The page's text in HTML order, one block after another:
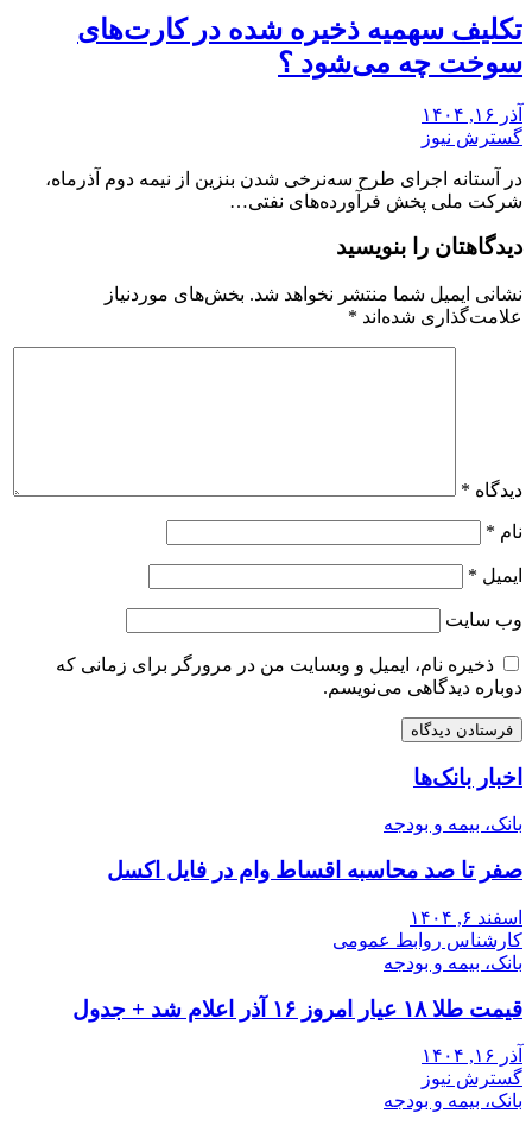
تکلیف سهمیه ذخیره شده در کارت‌های
سوخت چه می‌شود ؟
آذر ۱۶, ۱۴۰۴
گسترش نیوز
در آستانه اجرای طرح سه‌نرخی شدن بنزین از نیمه دوم آذرماه،
شرکت ملی پخش فرآورده‌های نفتی…
دیدگاهتان را بنویسید
نشانی ایمیل شما منتشر نخواهد شد. بخش‌های موردنیاز
علامت‌گذاری شده‌اند *
دیدگاه *
نام *
ایمیل *
وب‌ سایت
ذخیره نام، ایمیل و وبسایت من در مرورگر برای زمانی که
دوباره دیدگاهی می‌نویسم.
اخبار بانک‌ها
بانک، بیمه و بودجه
صفر تا صد محاسبه اقساط وام در فایل اکسل
اسفند ۶, ۱۴۰۴
کارشناس روابط عمومی
بانک، بیمه و بودجه
قیمت طلا ۱۸ عیار امروز ۱۶ آذر اعلام شد + جدول
آذر ۱۶, ۱۴۰۴
گسترش نیوز
بانک، بیمه و بودجه